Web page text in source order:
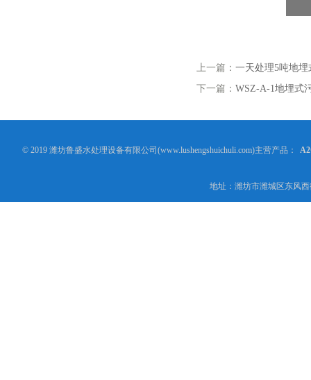
上一篇： 一天处理5吨地
下一篇： WSZ-A-1地埋式
© 2019 潍坊鲁盛水处理设备有限公司(www.lushengshuichuli.com)主营产品：
地址：潍坊市潍城区东风